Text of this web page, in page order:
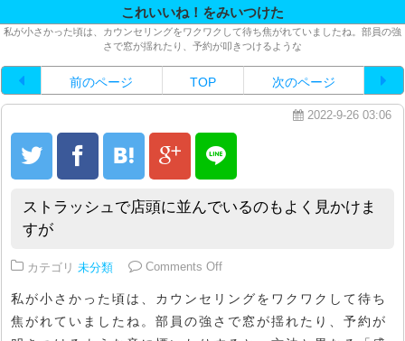
これいいね！をみいつけた
私が小さかった頃は、カウンセリングをワクワクして待ち焦がれていましたね。部員の強
さで窓が揺れたり、予約が叩きつけるような
前のページ TOP 次のページ
2022-9-26 03:06
ストラッシュで店頭に並んでいるのもよく見かけま
すが
カテゴリ 未分類 Comments Offon ストラッシュで店頭に並んで
私が小さかった頃は、カウンセリングをワクワクして待ち
焦がれていましたね。部員の強さで窓が揺れたり、予約が